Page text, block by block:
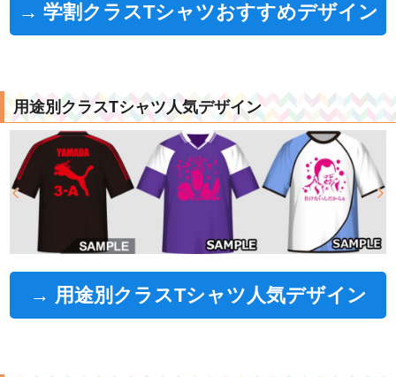
→ 学割クラスTシャツおすすめデザイン
用途別クラスTシャツ人気デザイン
→ 用途別クラスTシャツ人気デザイン